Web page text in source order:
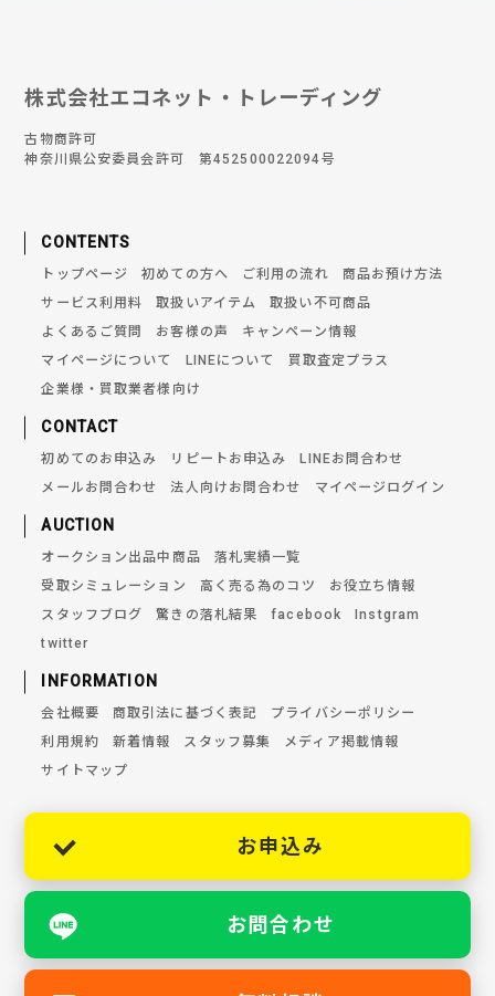
株式会社エコネット・トレーディング
古物商許可
神奈川県公安委員会許可 第452500022094号
CONTENTS
トップページ 初めての方へ ご利用の流れ
商品お預け方法
サービス利用料
取扱いアイテム
取扱い不可商品
よくあるご質問
お客様の声
キャンペーン情報
マイページについて
LINEについて
買取査定プラス
企業様・買取業者様向け
CONTACT
初めてのお申込み リピートお申込み
LINEお問合わせ
メールお問合わせ
法人向けお問合わせ マイページログイン
AUCTION
オークション出品中商品
落札実績一覧
受取シミュレーション
高く売る為のコツ
お役立ち情報
スタッフブログ
驚きの落札結果 facebook
Instgram
twitter
INFORMATION
会社概要 商取引法に基づく表記
プライバシーポリシー
利用規約
新着情報 スタッフ募集
メディア掲載情報
サイトマップ
お申込み
お問合わせ